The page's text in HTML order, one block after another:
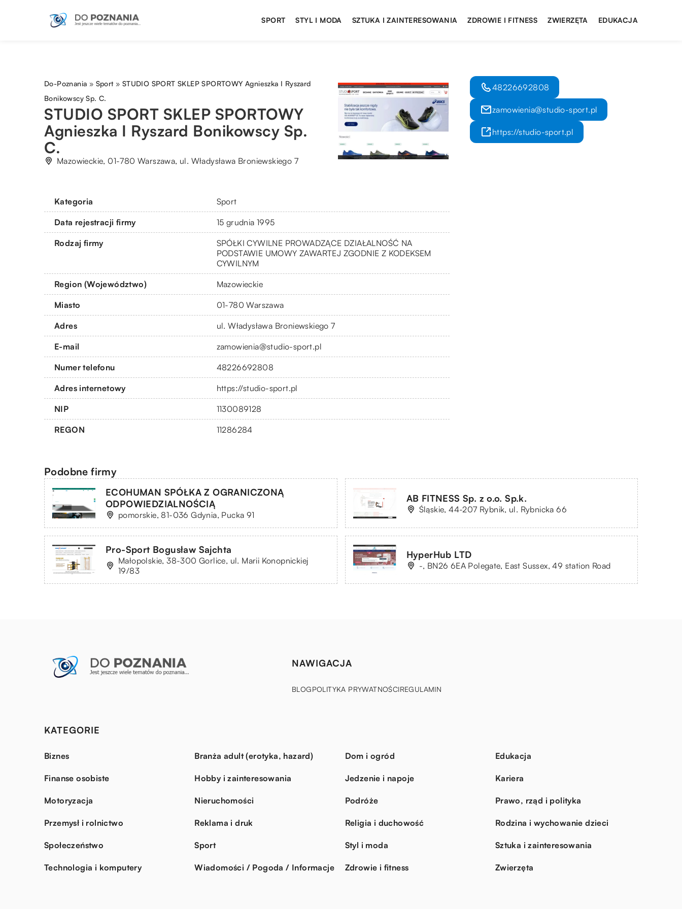
SPORT STYL I MODA SZTUKA I ZAINTERESOWANIA ZDROWIE I FITNESS ZWIERZĘTA EDUKACJA
Do-Poznania » Sport» STUDIO SPORT SKLEP SPORTOWY Agnieszka I Ryszard
Bonikowscy Sp. C.
STUDIO SPORT SKLEP SPORTOWY
Agnieszka I Ryszard Bonikowscy Sp.
C.
Mazowieckie, 01-780 Warszawa, ul. Władysława Broniewskiego 7
Kategoria Sport
Data rejestracji firmy 15 grudnia 1995
Rodzaj firmy
SPÓŁKI CYWILNE PROWADZĄCE DZIAŁALNOŚĆ NA
PODSTAWIE UMOWY ZAWARTEJ ZGODNIE Z KODEKSEM
CYWILNYM
Region (Województwo) Mazowieckie
Miasto 01-780 Warszawa
Adres ul. Władysława Broniewskiego 7
E-mail zamowienia@studio-sport.pl
Numer telefonu 48226692808
Adres internetowy https://studio-sport.pl
NIP 1130089128
REGON 11286284
48226692808
zamowienia@studio-sport.pl
https://studio-sport.pl
Podobne firmy
ECOHUMAN SPÓŁKA Z OGRANICZONĄ
ODPOWIEDZIALNOŚCIĄ
pomorskie, 81-036 Gdynia, Pucka 91
AB FITNESS Sp. z o.o. Sp.k.
Śląskie, 44-207 Rybnik, ul. Rybnicka 66
Pro-Sport Bogusław Sajchta
Małopolskie, 38-300 Gorlice, ul. Marii Konopnickiej
19/83
HyperHub LTD
-, BN26 6EA Polegate, East Sussex, 49 station Road
NAWIGACJA
BLOGPOLITYKA PRYWATNOŚCIREGULAMIN
KATEGORIE
Biznes Branża adult (erotyka, hazard) Dom i ogród Edukacja
Finanse osobiste Hobby i zainteresowania Jedzenie i napoje Kariera
Motoryzacja Nieruchomości Podróże Prawo, rząd i polityka
Przemysł i rolnictwo Reklama i druk Religia i duchowość Rodzina i wychowanie dzieci
Społeczeństwo Sport Styl i moda Sztuka i zainteresowania
Technologia i komputery Wiadomości / Pogoda / Informacje Zdrowie i fitness Zwierzęta